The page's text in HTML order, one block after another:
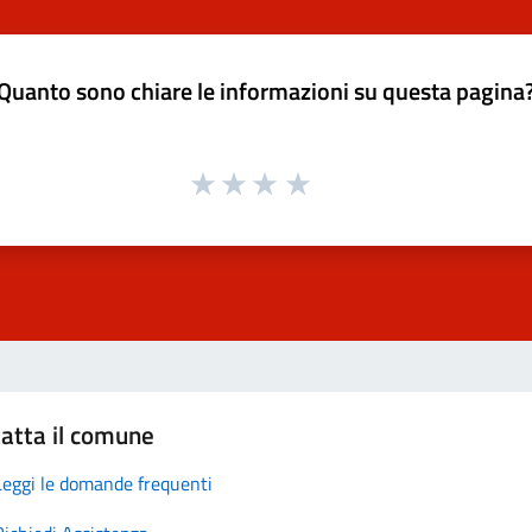
sono chiare le informazioni su questa
il comune
le domande frequenti